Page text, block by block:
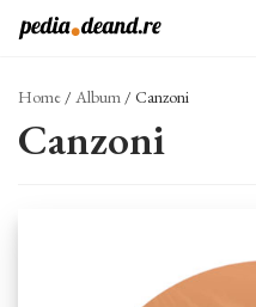
Vai
contenuto
Home / Album / Canzoni
Canzoni